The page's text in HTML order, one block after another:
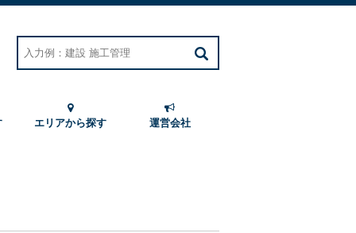
エリアから探す 運営会社